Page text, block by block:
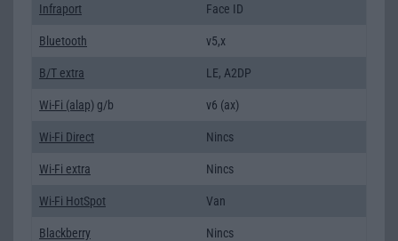
Infraport Face ID
Bluetooth v5,x
B/T extra LE, A2DP
Wi-Fi (alap) g/b v6 (ax)
Wi-Fi Direct Nincs
Wi-Fi extra Nincs
Wi-Fi HotSpot Van
Blackberry Nincs